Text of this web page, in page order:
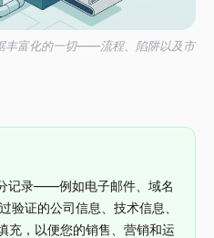
丰富化的一切——流程、陷阱以及市
记录——例如电子邮件、域名
证的公司信息、技术信息、
充，以便您的销售、营销和运